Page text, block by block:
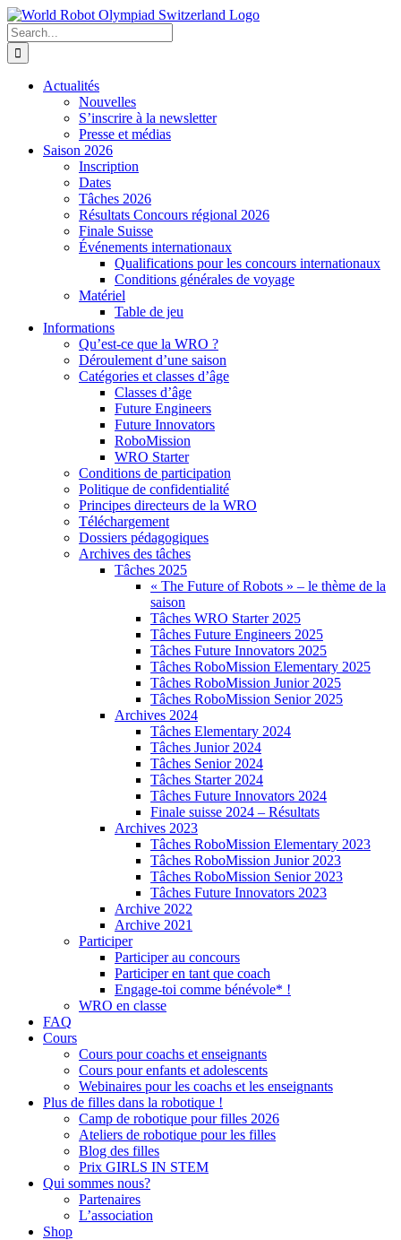
Skip
to
content
Search
for:
Actualités
Nouvelles
S’inscrire à la newsletter
Presse et médias
Saison 2026
Inscription
Dates
Tâches 2026
Résultats Concours régional 2026
Finale Suisse
Événements internationaux
Qualifications pour les concours internationaux
Conditions générales de voyage
Matériel
Table de jeu
Informations
Qu’est-ce que la WRO ?
Déroulement d’une saison
Catégories et classes d’âge
Classes d’âge
Future Engineers
Future Innovators
RoboMission
WRO Starter
Conditions de participation
Politique de confidentialité
Principes directeurs de la WRO
Téléchargement
Dossiers pédagogiques
Archives des tâches
Tâches 2025
« The Future of Robots » – le thème de la
saison
Tâches WRO Starter 2025
Tâches Future Engineers 2025
Tâches Future Innovators 2025
Tâches RoboMission Elementary 2025
Tâches RoboMission Junior 2025
Tâches RoboMission Senior 2025
Archives 2024
Tâches Elementary 2024
Tâches Junior 2024
Tâches Senior 2024
Tâches Starter 2024
Tâches Future Innovators 2024
Finale suisse 2024 – Résultats
Archives 2023
Tâches RoboMission Elementary 2023
Tâches RoboMission Junior 2023
Tâches RoboMission Senior 2023
Tâches Future Innovators 2023
Archive 2022
Archive 2021
Participer
Participer au concours
Participer en tant que coach
Engage-toi comme bénévole* !
WRO en classe
FAQ
Cours
Cours pour coachs et enseignants
Cours pour enfants et adolescents
Webinaires pour les coachs et les enseignants
Plus de filles dans la robotique !
Camp de robotique pour filles 2026
Ateliers de robotique pour les filles
Blog des filles
Prix GIRLS IN STEM
Qui sommes nous?
Partenaires
L’association
Shop